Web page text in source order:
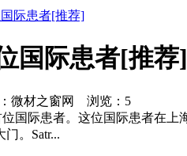
际患者[推荐]
国际患者[推荐]
微材之窗网 浏览： 5
国际患者。这位国际患者在
。Satr...